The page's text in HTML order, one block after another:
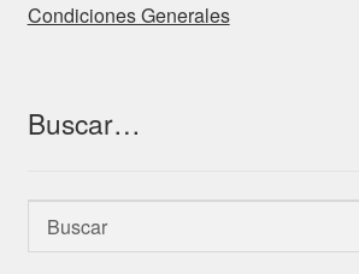
Condiciones Generales
Buscar…